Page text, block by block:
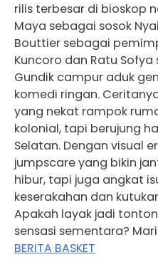
rilis terbesar di bioskop
Maya sebagai sosok
Bouttier sebagai
Kuncoro dan Ratu
Gundik campur aduk
komedi ringan.
yang nekat rampok
kolonial, tapi berujung
Selatan. Dengan visual
jumpscare yang bikin
hibur, tapi juga angkat
keserakahan dan
Apakah layak jadi
sensasi sementara?
BERITA BASKET